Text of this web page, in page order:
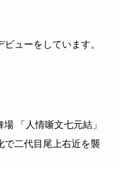
ューをしています。
「人情噺文七元結」
で二代目尾上右近を襲